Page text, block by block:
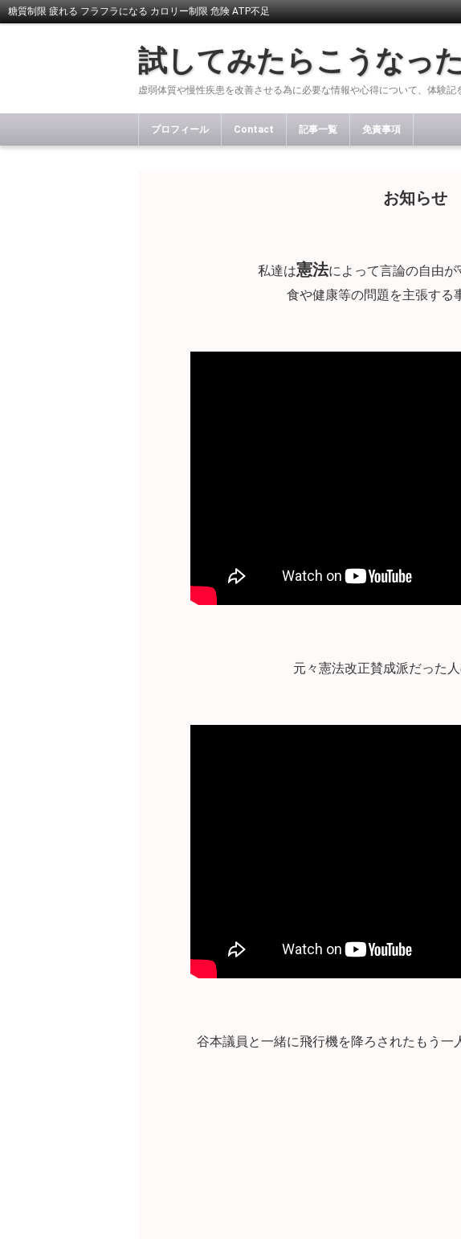
糖質制限 疲れる フラフラになる カロリー制限 危険 ATP不足
試してみたらこうなった
虚弱体質や慢性疾患を改善させる為に必要な情報や心得について、体験記
プロフィール Contact 記事一覧 免責事項
お知らせ
私達は憲法によって言論の自由が
食や健康等の問題を主張する
元々憲法改正賛成派だった人
谷本議員と一緒に飛行機を降ろされたもう一